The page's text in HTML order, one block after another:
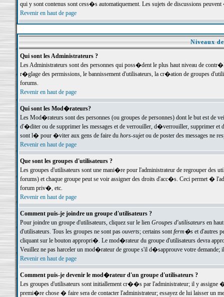
qui y sont contenus sont cess�s automatiquement. Les sujets de discussions
Revenir en haut de page
Niveaux
Qui sont les Administrateurs ?
Les Administrateurs sont des personnes qui poss�dent le plus haut niveau de
r�glage des permissions, le bannissement d'utilisateurs, la cr�ation de groupes
forums.
Revenir en haut de page
Qui sont les Mod�rateurs?
Les Mod�rateurs sont des personnes (ou groupes de personnes) dont le but est de
d'�diter ou de supprimer les messages et de verrouiller, d�verrouiller, supprimer
sont l� pour �viter aux gens de faire du hors-sujetou de poster des messages ne
Revenir en haut de page
Que sont les groupes d'utilisateurs ?
Les groupes d'utilisateurs sont une mani�re pour l'administrateur de regrouper des
forums) et chaque groupe peut se voir assigner des droits d'acc�s. Ceci permet
forum priv�, etc.
Revenir en haut de page
Comment puis-je joindre un groupe d'utilisateurs ?
Pour joindre un groupe d'utilisateurs, cliquez sur le lien Groupes d'utilisateursen haut
d'utilisateurs. Tous les groupes ne sont pas ouverts; certains sontferm�set d'autres
cliquant sur le bouton appropri�. Le mod�rateur du groupe d'utilisateurs devra
Veuillez ne pas harceler un mod�rateur de groupe s'il d�sapprouve votre demande;
Revenir en haut de page
Comment puis-je devenir le mod�rateur d'un groupe d'utilisateurs ?
Les groupes d'utilisateurs sont initiallement cr��s par l'administrateur; il y
premi�re chose � faire sera de contacter l'administrateur; essayez de lui laisser un